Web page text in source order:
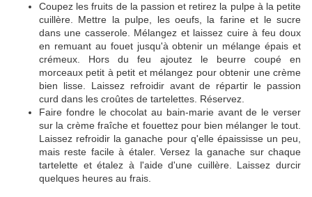
Coupez les fruits de la passion et retirez la pulpe à la petite
cuillère. Mettre la pulpe, les oeufs, la farine et le sucre
dans une casserole. Mélangez et laissez cuire à feu doux
en remuant au fouet jusqu'à obtenir un mélange épais et
crémeux. Hors du feu ajoutez le beurre coupé en
morceaux petit à petit et mélangez pour obtenir une crème
bien lisse. Laissez refroidir avant de répartir le passion
curd dans les croûtes de tartelettes. Réservez.
Faire fondre le chocolat au bain-marie avant de le verser
sur la crème fraîche et fouettez pour bien mélanger le tout.
Laissez refroidir la ganache pour q'elle épaississe un peu,
mais reste facile à étaler. Versez la ganache sur chaque
tartelette et étalez à l'aide d'une cuillère. Laissez durcir
quelques heures au frais.